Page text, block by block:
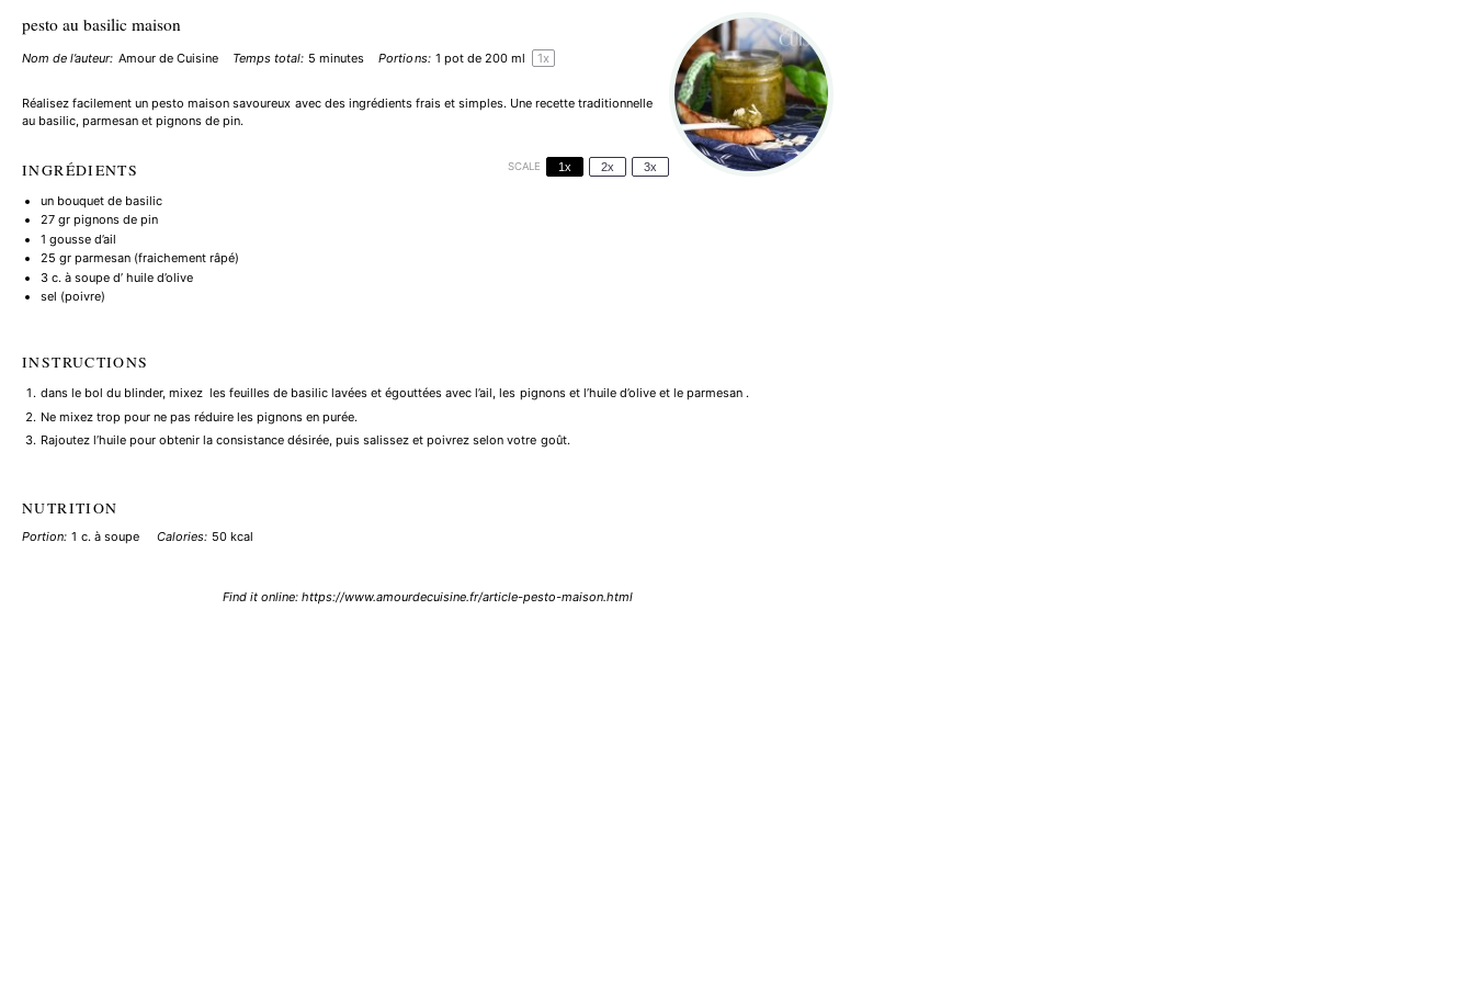
pesto au basilic maison
Nom de l’auteur: Amour de Cuisine Temps total: 5 minutes Portions: 1 pot de 200 ml 1x
Réalisez facilement un pesto maison savoureux avec des ingrédients frais et simples. Une recette traditionnelle
au basilic, parmesan et pignons de pin.
INGRÉDIENTS SCALE 1x 2x 3x
un bouquet de basilic
27gr pignons de pin
1 gousse d’ail
25 gr parmesan (fraichement râpé)
3c. à soupe d’ huile d’olive
sel (poivre)
INSTRUCTIONS
dans le bol du blinder, mixez les feuilles de basilic lavées et égouttées avec l’ail, les pignons et l’huile d’olive et le parmesan .
Ne mixez trop pour ne pas réduire les pignons en purée.
Rajoutez l’huile pour obtenir la consistance désirée, puis salissez et poivrez selon votre goût.
NUTRITION
Portion: 1 c. à soupe Calories: 50 kcal
Find it online: https://www.amourdecuisine.fr/article-pesto-maison.html